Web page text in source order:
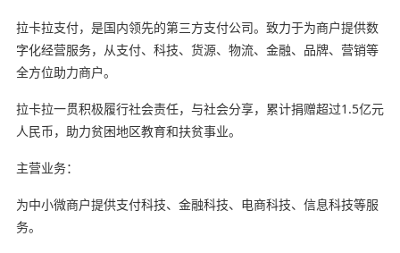
拉卡拉支付，是国内领先的第三方支付公司。致力于为商户提供数
字化经营服务，从支付、科技、货源、物流、金融、品牌、营销等
全方位助力商户。
拉卡拉一贯积极履行社会责任，与社会分享，累计捐赠超过1.5亿元
人民币，助力贫困地区教育和扶贫事业。
主营业务：
为中小微商户提供支付科技、金融科技、电商科技、信息科技等服
务。